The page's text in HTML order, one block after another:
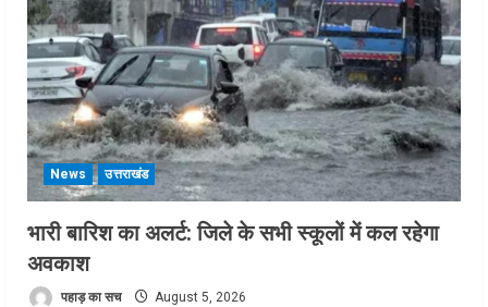
News उत्तराखंड
भारी बारिश का अलर्ट: जिले के सभी स्कूलों में कल रहेगा
अवकाश
पहाड़ का सच August 5, 2026